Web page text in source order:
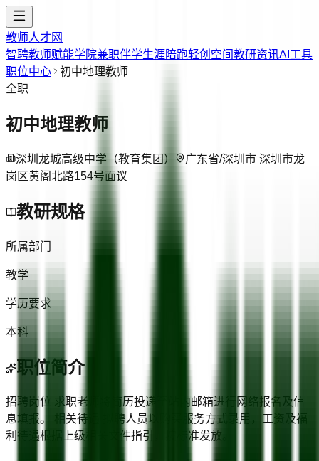
教师人才网
智聘教师赋能学院兼职伴学生涯陪跑轻创空间教研资讯AI工具
职位中心
初中地理教师
全职
初中地理教师
深圳龙城高级中学（教育集团）
广东省/深圳市 深圳市龙
岗区黄阁北路154号面议
教研规格
所属部门
教学
学历要求
本科
职位简介
招聘岗位 求职老师将简历投递至站内邮箱进行网络报名及信
息填报。 相关待遇 拟聘人员以购买服务方式录用，工资及福
利待遇根据上级相关文件指引，按标准发放。